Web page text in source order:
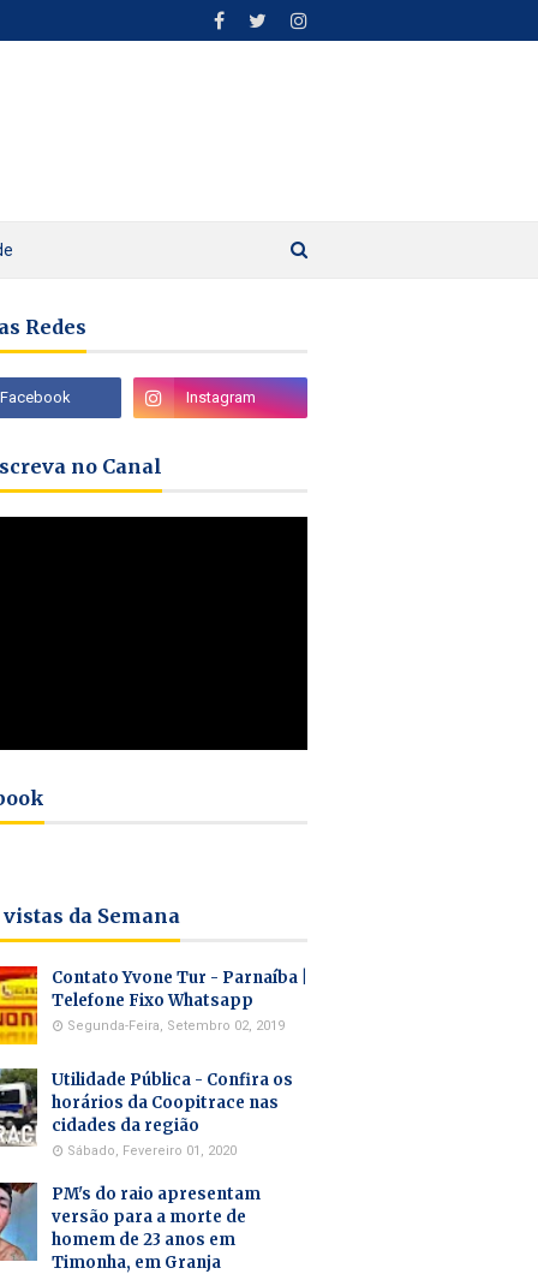
Redes
no Canal
da Semana
Contato Yvone Tur - Parnaíba |
Telefone Fixo Whatsapp
Segunda-Feira, Setembro 02, 2019
Utilidade Pública - Confira os
horários da Coopitrace nas
cidades da região
Sábado, Fevereiro 01, 2020
PM's do raio apresentam
versão para a morte de
homem de 23 anos em
Timonha, em Granja